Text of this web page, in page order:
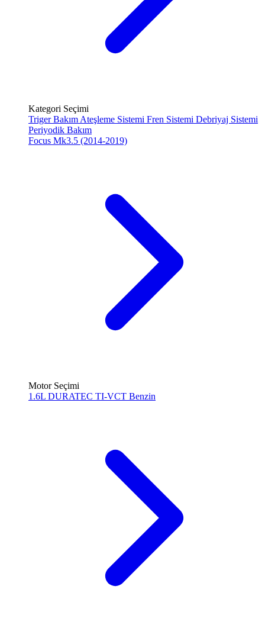
Kategori Seçimi
Triger Bakım Ateşleme Sistemi Fren Sistemi Debriyaj Sistemi
Periyodik Bakım
Focus Mk3.5 (2014-2019)
Motor Seçimi
1.6L DURATEC TI-VCT Benzin